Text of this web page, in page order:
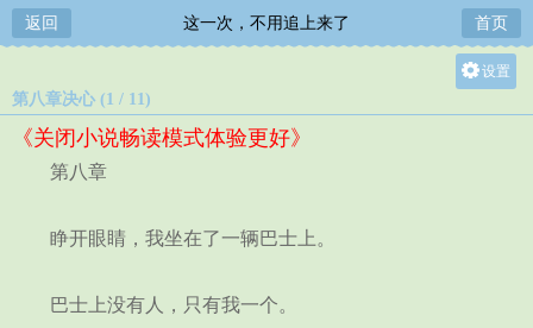
返回 这一次，不用追上来了 首页
设置
第八章决心 (1 / 11)
《关闭小说畅读模式体验更好》
第八章
睁开眼睛，我坐在了一辆巴士上。
巴士上没有人，只有我一个。